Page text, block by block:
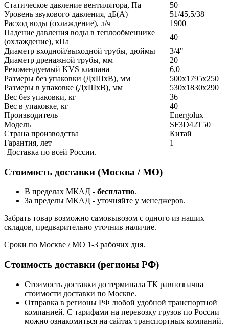
Статическое давление вентилятора, Па
50
Уровень звукового давления, дБ(А)
51/45,5/38
Расход воды (охлаждение), л/ч
1900
Падение давления воды в теплообменнике
(охлаждение), кПа
40
Диаметр входной/выходной трубы, дюймы
3/4"
Диаметр дренажной трубы, мм
20
Рекомендуемый KVS клапана
6,0
Размеры без упаковки (ДхШхВ), мм
500x1795x250
Размеры в упаковке (ДхШхВ), мм
530x1830x290
Вес без упаковки, кг
36
Вес в упаковке, кг
40
Производитель
Energolux
Модель
SF3D42T50
Страна производства
Китай
Гарантия, лет
1
Доставка по всей России.
Стоимость доставки (Москва / МО)
В пределах МКАД - бесплатно.
За пределы МКАД - уточняйте у менеджеров.
Забрать товар возможно самовывозом с одного из наших
складов, предварительно уточнив наличие.
Сроки по Москве / МО 1-3 рабочих дня.
Стоимость доставки (регионы РФ)
Стоимость доставки до терминала ТК равнозначна
стоимости доставки по Москве.
Отправка в регионы РФ любой удобной транспортной
компанией. С тарифами на перевозку грузов по России
можно ознакомиться на сайтах транспортных компаний.